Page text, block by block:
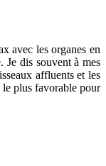
avec les organes en
Je dis souvent à mes
affluents et les
le plus favorable pour